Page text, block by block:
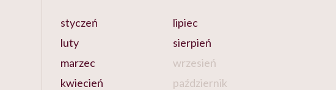
styczeń
luty
marzec
kwiecień
lipiec
sierpień
wrzesień
październik